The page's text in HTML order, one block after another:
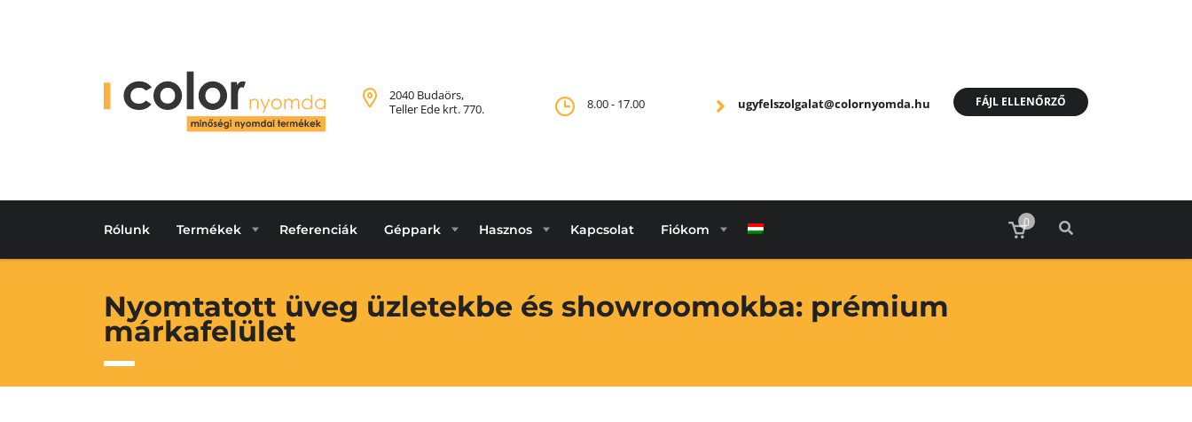
2040 Budaörs,
Teller Ede krt. 770.
8.00 - 17.00 ugyfelszolgalat@colornyomda.hu FÁJL ELLENŐRZŐ
Rólunk Termékek Referenciák Géppark Hasznos Kapcsolat Fiókom 0
Nyomtatott üveg üzletekbe és showroomokba: prémium
márkafelület